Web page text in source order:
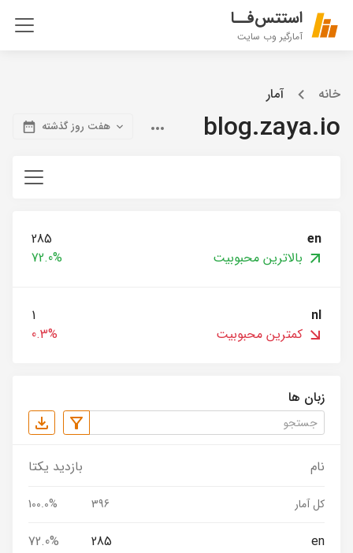
استتس‌فــا
آمارگیر وب سایت
خانه آمار
blog.zaya.io هفت روز گذشته
en
285
بالاترین محبوبیت
72.0%
nl
1
کمترین محبوبیت
0.3%
زبان ها
نام بازدید یکتا
کل آمار 396
100.0%
en
285
72.0%